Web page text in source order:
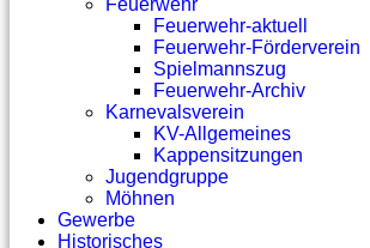
Feuerwehr
Feuerwehr-aktuell
Feuerwehr-Förderverein
Spielmannszug
Feuerwehr-Archiv
Karnevalsverein
KV-Allgemeines
Kappensitzungen
Jugendgruppe
Möhnen
Gewerbe
Historisches